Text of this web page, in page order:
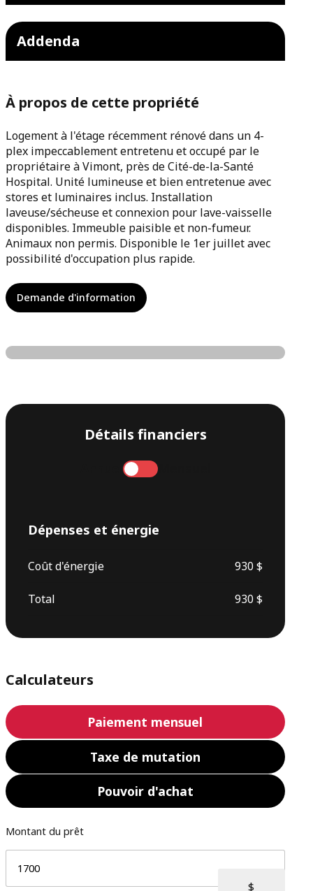
Addenda
À propos de cette propriété
Logement à l'étage récemment rénové dans un 4-
plex impeccablement entretenu et occupé par le
propriétaire à Vimont, près de Cité-de-la-Santé
Hospital. Unité lumineuse et bien entretenue avec
stores et luminaires inclus. Installation
laveuse/sécheuse et connexion pour lave-vaisselle
disponibles. Immeuble paisible et non-fumeur.
Animaux non permis. Disponible le 1er juillet avec
possibilité d'occupation plus rapide.
Demande d'information
Détails financiers
Mensuel
Dépenses et énergie
Coût d'énergie 930 $
Total 930 $
Calculateurs
Paiement mensuel
Taxe de mutation
Pouvoir d'achat
Montant du prêt